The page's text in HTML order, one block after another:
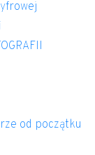
od początku